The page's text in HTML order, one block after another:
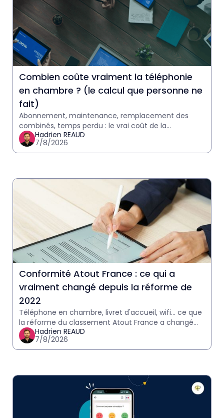
Combien coûte vraiment la téléphonie
en chambre ? (le calcul que personne ne
fait)
Abonnement, maintenance, remplacement des
combinés, temps perdu : le vrai coût de la
téléphonie en hôtel est souvent sous-estimé.
Calculez le vôtre en 2 minutes
Hadrien REAUD
7/8/2026
Conformité Atout France : ce qui a
vraiment changé depuis la réforme de
2022
Téléphone en chambre, livret d'accueil, wifi… ce que
la réforme du classement Atout France a changé
pour les hôteliers, et ce qui reste à vérifier avant
votre p
Hadrien REAUD
7/8/2026